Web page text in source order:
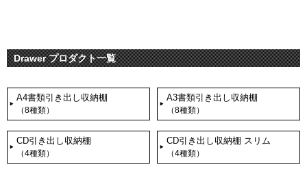
Drawer プロダクト一覧
A4書類引き出し収納棚
（8種類）
A3書類引き出し収納棚
（8種類）
CD引き出し収納棚
（4種類）
CD引き出し収納棚 スリム
（4種類）